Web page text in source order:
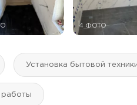
4 ФОТО
Установка бытовой
работы